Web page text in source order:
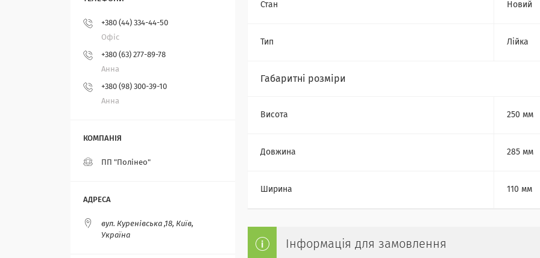
Стан Новий
Тип Лійка
Габаритні розміри
Висота 250 мм
Довжина 285 мм
Ширина 110 мм
Інформація для замовлення
+380 (44) 334-44-50
Офіс
+380 (63) 277-89-78
Анна
+380 (98) 300-39-10
Анна
ПП "Полінео"
вул. Куренівська ,18, Київ,
Україна